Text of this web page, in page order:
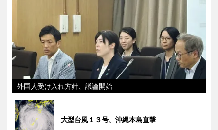
外国人受け入れ方針、議論開始
大型台風１３号、沖縄本島直撃